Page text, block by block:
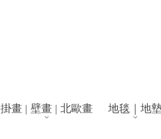
掛畫 | 壁畫 | 北歐畫 地毯｜地墊